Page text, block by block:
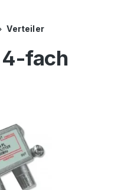
Verteiler
4-fach